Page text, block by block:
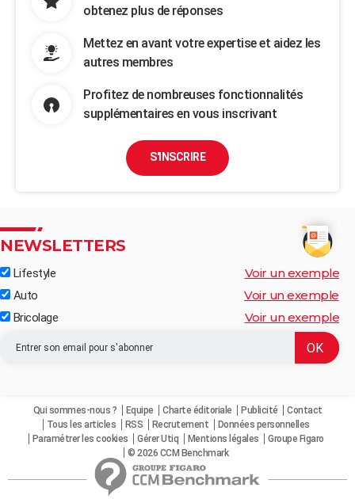
obtenez plus de réponses
Mettez en avant votre expertise et aidez les
autres membres
Profitez de nombreuses fonctionnalités
supplémentaires en vous inscrivant
S'INSCRIRE
NEWSLETTERS
Lifestyle Voir un exemple
Auto Voir un exemple
Bricolage Voir un exemple
Qui sommes-nous ? Equipe Charte éditoriale Publicité
Contact
Tous les articles
RSS Recrutement
Données personnelles
Paramétrer les cookies
Gérer Utiq Mentions légales
Groupe Figaro
© 2026 CCM Benchmark